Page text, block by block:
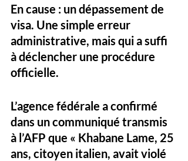
En cause : un dépassement de
visa. Une simple erreur
administrative, mais qui a suffi
à déclencher une procédure
officielle.
L’agence fédérale a confirmé
dans un communiqué transmis
à l’AFP que « Khabane Lame, 25
ans, citoyen italien, avait violé